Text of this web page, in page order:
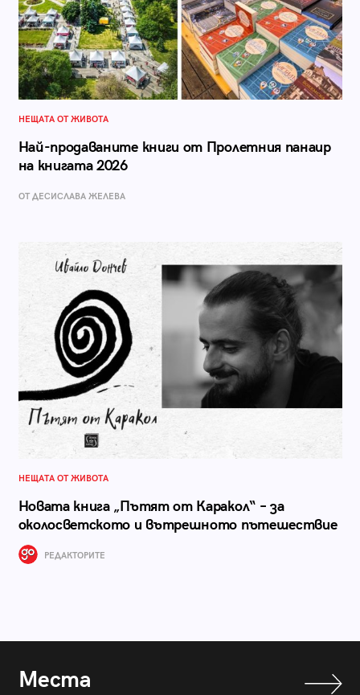
НЕЩАТА ОТ ЖИВОТА
Най-продаваните книги от Пролетния панаир
на книгата 2026
ОТ ДЕСИСЛАВА ЖЕЛЕВА
НЕЩАТА ОТ ЖИВОТА
Новата книга „Пътят от Каракол“ – за
околосветското и вътрешното пътешeствие
РЕДАКТОРИТЕ
Места